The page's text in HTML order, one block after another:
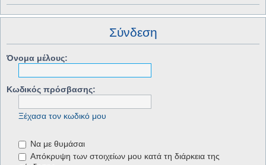
Σύνδεση
Όνομα μέλους:
Κωδικός πρόσβασης:
Ξέχασα τον κωδικό μου
Να με θυμάσαι
Απόκρυψη των στοιχείων μου κατά τη διάρκεια της